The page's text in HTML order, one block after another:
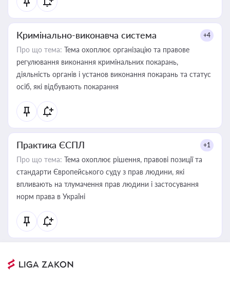
Кримінально-виконавча система +4
Про що тема: Тема охоплює організацію та правове
регулювання виконання кримінальних покарань,
діяльність органів і установ виконання покарань та статус
осіб, які відбувають покарання
Практика ЄСПЛ +1
Про що тема: Тема охоплює рішення, правові позиції та
стандарти Європейського суду з прав людини, які
впливають на тлумачення прав людини і застосування
норм права в Україні